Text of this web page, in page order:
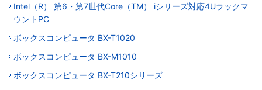
Intel（R） 第6・第7世代Core（TM） iシリーズ対応4Uラックマ
ウントPC
ボックスコンピュータ BX-T1020
ボックスコンピュータ BX-M1010
ボックスコンピュータ BX-T210シリーズ